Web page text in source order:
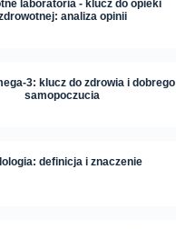
laboratoria - klucz do opieki
analiza opinii
3: klucz do zdrowia i dobrego
samopoczucia
definicja i znaczenie